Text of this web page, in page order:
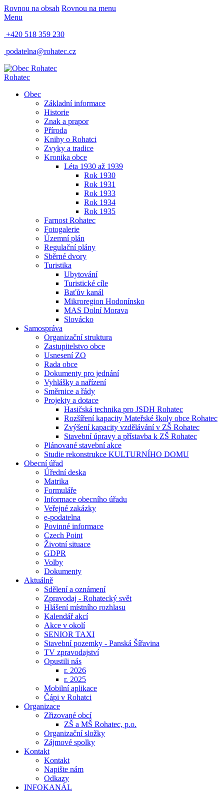
Rovnou na obsah Rovnou na menu
Menu
+420 518 359 230
podatelna@rohatec.cz
Rohatec
Obec
Základní informace
Historie
Znak a prapor
Příroda
Knihy o Rohatci
Zvyky a tradice
Kronika obce
Léta 1930 až 1939
Rok 1930
Rok 1931
Rok 1933
Rok 1934
Rok 1935
Farnost Rohatec
Fotogalerie
Územní plán
Regulační plány
Sběrné dvory
Turistika
Ubytování
Turistické cíle
Baťův kanál
Mikroregion Hodonínsko
MAS Dolní Morava
Slovácko
Samospráva
Organizační struktura
Zastupitelstvo obce
Usnesení ZO
Rada obce
Dokumenty pro jednání
Vyhlášky a nařízení
Směrnice a řády
Projekty a dotace
Hasičská technika pro JSDH Rohatec
Rozšíření kapacity Mateřské školy obce Rohatec
Zvýšení kapacity vzdělávání v ZŠ Rohatec
Stavební úpravy a přístavba k ZŠ Rohatec
Plánované stavební akce
Studie rekonstrukce KULTURNÍHO DOMU
Obecní úřad
Úřední deska
Matrika
Formuláře
Informace obecního úřadu
Veřejné zakázky
e-podatelna
Povinné informace
Czech Point
Životní situace
GDPR
Volby
Dokumenty
Aktuálně
Sdělení a oznámení
Zpravodaj - Rohatecký svět
Hlášení místního rozhlasu
Kalendář akcí
Akce v okolí
SENIOR TAXI
Stavební pozemky - Panská Šířavina
TV zpravodajství
Opustili nás
r. 2026
r. 2025
Mobilní aplikace
Čápi v Rohatci
Organizace
Zřizované obcí
ZŠ a MŠ Rohatec, p.o.
Organizační složky
Zájmové spolky
Kontakt
Kontakt
Napište nám
Odkazy
INFOKANÁL